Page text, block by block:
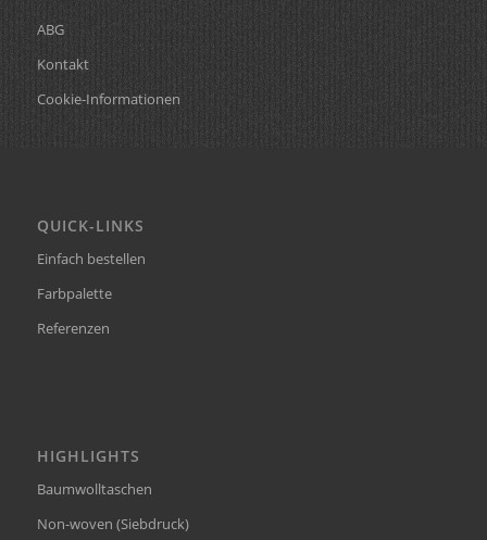
ABG
Kontakt
Cookie-Informationen
QUICK-LINKS
Einfach bestellen
Farbpalette
Referenzen
HIGHLIGHTS
Baumwolltaschen
Non-woven (Siebdruck)